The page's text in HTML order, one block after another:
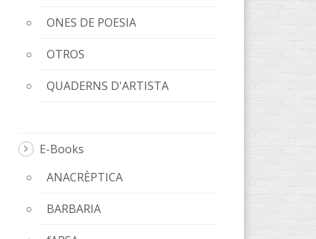
ONES DE POESIA
OTROS
QUADERNS D'ARTISTA
E-Books
ANACRÈPTICA
BARBARIA